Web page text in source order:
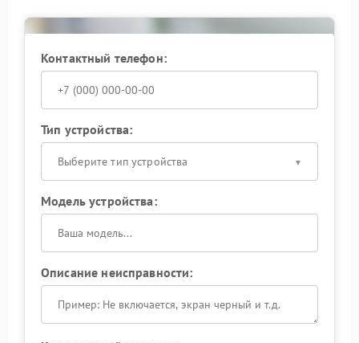
Контактный телефон:
Тип устройства:
Выберите тип устройства
Модель устройства:
Описание неисправности: